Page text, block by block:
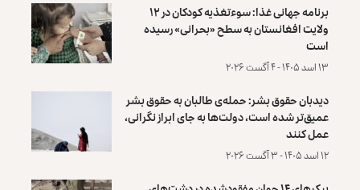
برنامه جهانی غذا: سوءتغذیه کودکان در ۱۲
ولایت افغانستان به سطح «بحرانی» رسیده
است
۱۳ اسد ۱۴۰۵ - ۴ آگست ۲۰۲۶
دیدبان حقوق بشر: حمله‌ی طالبان به حقوق بشر
عمیق‌تر شده است، دولت‌ها به جای ابراز نگرانی،
عمل کنند
۱۲ اسد ۱۴۰۵ - ۳ آگست ۲۰۲۶